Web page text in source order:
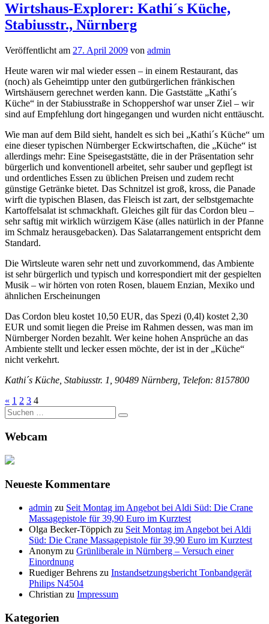
Wirtshaus-Explorer: Kathi´s Küche,
Stabiusstr., Nürnberg
Veröffentlicht am 27. April 2009 von admin
Heute waren wir mal wieder essen – in einem Restaurant, das
(noch) als Geheimtipp unter den gutbürgerlichen fränkischen
Wirtshäusern gerechnet werden kann. Die Gaststätte „Kathi´s
Küche“ in der Stabiusstraße in Schoppershof war unser Ziel – wir
sind auf Empfehlung dort hingegangen und wurden nicht enttäuscht.
Wie man auf dem Bild sieht, handelt es sich bei „Kathi´s Küche“ um
eine dieser typischen Nürnberger Eckwirtschaften, die „Küche“ ist
allerdings mehr: Eine Speisegaststätte, die in der Präsentation sehr
bürgerlich und konventionell arbeitet, sehr sauber und gepflegt ist
und ordentliches Essen zu üblichen Preisen und zudem recht
günstige Getränke bietet. Das Schnitzel ist groß, kross, die Panade
wirft die typischen Blasen, das Fleisch ist zart, der selbstgemachte
Kartoffelsalat ist schmackhaft. Gleiches gilt für das Cordon bleu –
sehr saftig mit wirklich würzigem Käse (alles natürlich in der Pfanne
im Schmalz herausgebacken). Das Salatarrangement entspricht dem
Standard.
Die Wirtsleute waren sehr nett und zuvorkommend, das Ambiente
ist sehr bürgerlich und typisch und korrespondiert mit der gespielten
Musik – wir hörten von roten Rosen, blauem Enzian, Mexiko und
ähnlichen Erscheinungen
Das Cordon bleu kostet 10,50 EUR, das Spezi (0,4l) kostet 2,30
EUR und somit liegen die Preise im Rahmen dessen, was man im
Nürnberger Norden bezahlt. Wer keine hohen Ansprüche an das
Ambiente stellt und lecker essen möchte, der ist in der „Küche“
nicht verkehrt.
Kathi´s Küche, Stabiusstr. 1, 90489 Nürnberg, Telefon: 8157800
« 1 2 3 4
Suche
nach:
Webcam
Neueste Kommentare
admin zu Seit Montag im Angebot bei Aldi Süd: Die Crane
Massagepistole für 39,90 Euro im Kurztest
Olga Becker-Töppich zu Seit Montag im Angebot bei Aldi
Süd: Die Crane Massagepistole für 39,90 Euro im Kurztest
Anonym zu Grünliberale in Nürnberg – Versuch einer
Einordnung
Ruediger Behrens zu Instandsetzungsbericht Tonbandgerät
Philips N4504
Christian zu Impressum
Kategorien